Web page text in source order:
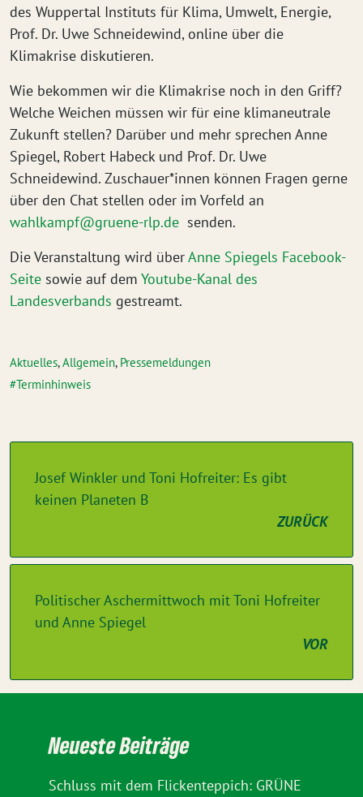
des Wuppertal Instituts für Klima, Umwelt, Energie,
Prof. Dr. Uwe Schneidewind, online über die
Klimakrise diskutieren.
Wie bekommen wir die Klimakrise noch in den Griff?
Welche Weichen müssen wir für eine klimaneutrale
Zukunft stellen? Darüber und mehr sprechen Anne
Spiegel, Robert Habeck und Prof. Dr. Uwe
Schneidewind. Zuschauer*innen können Fragen gerne
über den Chat stellen oder im Vorfeld an
wahlkampf@gruene-rlp.de senden.
Die Veranstaltung wird überAnne Spiegels Facebook-
Seite sowie auf dem Youtube-Kanal des
Landesverbands gestreamt.
Aktuelles,Allgemein, Pressemeldungen
Terminhinweis
Josef Winkler und Toni Hofreiter: Es gibt
keinen Planeten B
ZURÜCK
Politischer Aschermittwoch mit Toni Hofreiter
und Anne Spiegel
VOR
Neueste Beiträge
Schluss mit dem Flickenteppich: GRÜNE